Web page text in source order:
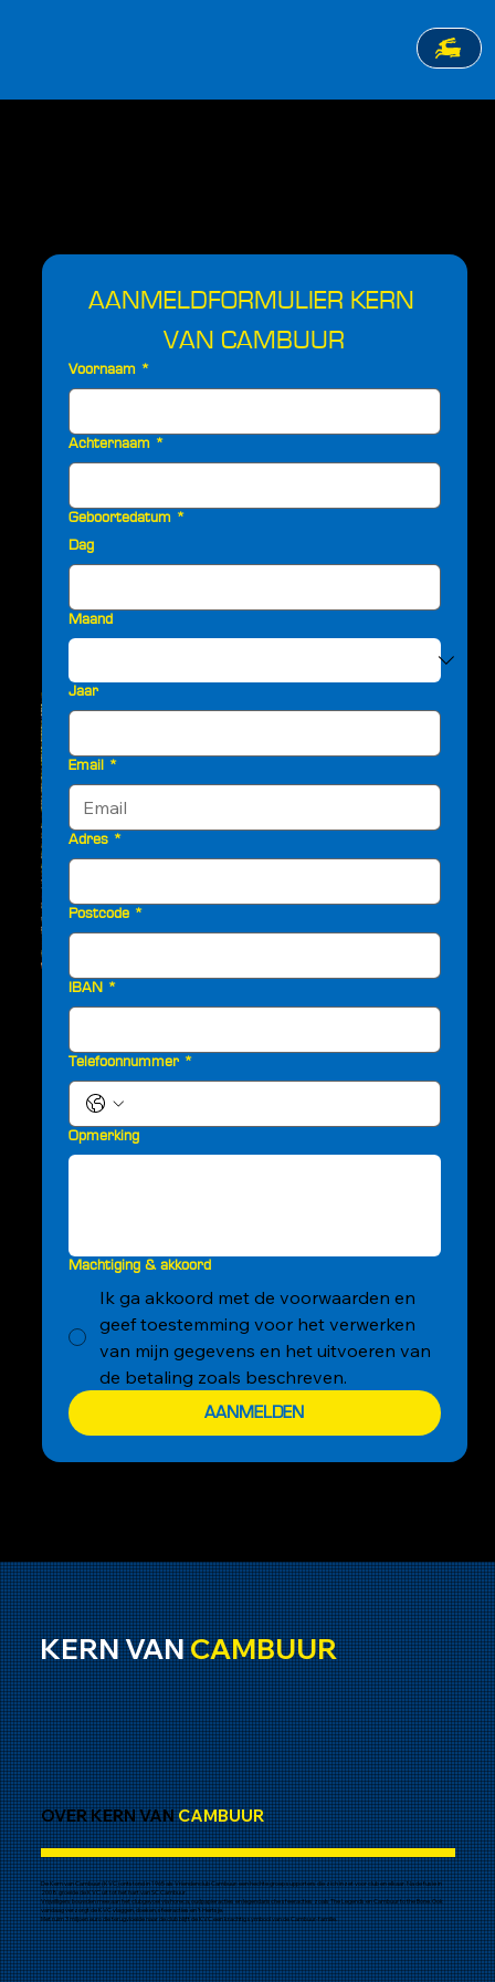
AANMELDFORMULIER KERN
VAN CAMBUUR
Voornaam *
Achternaam *
Geboortedatum *
Dag
Maand
Jaar
Email *
Adres *
Postcode *
IBAN *
Telefoonnummer *
Opmerking
Machtiging & akkoord
Ik ga akkoord met de voorwaarden en
geef toestemming voor het verwerken
van mijn gegevens en het uitvoeren van
de betaling zoals beschreven.
AANMELDEN
KERN VANCAMBUUR
OVER KERN VANCAMBUUR
De Kern van Cambuur (KVC) ontstond in 1965 als Vriendenclub Cambuur: een hechte groep supporters die zich inzet voor club en elkaar. Na de fusie in
2008 groeide de KVC uit tot het hart van SC Cambuur.
Vrijwilligers bouwden mee aan het clubgevoel via horeca, oudpapieracties en legendarische sfeeracties zoals The Legends en Cambuur to the Bone. Ook
vandaag verzorgt de KVC vlaggen, doeken, sfeeracties en ’t Hertsje.
Met ruim 3 miljoen euro die terugvloeide naar de club blijft de KVC een krachtig symbool van de Cambuur-familie.